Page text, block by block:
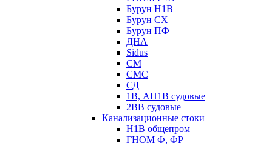
Бурун Н1В
Бурун СХ
Бурун ПФ
ДНА
Sidus
СМ
СМС
СД
1В, АН1В судовые
2ВВ судовые
Канализационные стоки
Н1В общепром
ГНОМ Ф, ФР